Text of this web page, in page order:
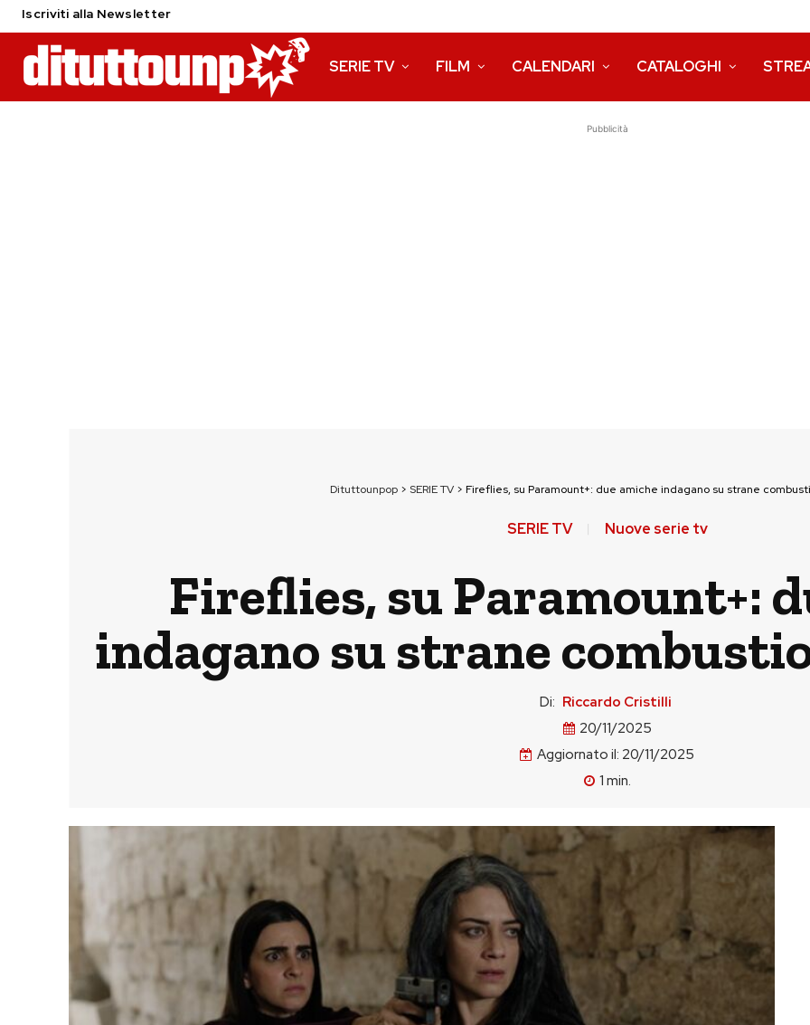
Iscriviti alla Newsletter
SERIE TV FILM CALENDARI CATALOGHI
Pubblicità
Dituttounpop> SERIE TV> Fireflies, su Paramount+: due amiche indagano su strane
SERIE TV Nuove serie tv
Fireflies, su Paramount+:
indagano su strane
Di: Riccardo Cristilli
20/11/2025
Aggiornato il: 20/11/2025
1 min.